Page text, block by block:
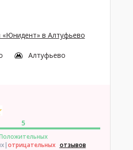
«Юнидент» в Алтуфьево
Алтуфьево
5
|отрицательных отзывов